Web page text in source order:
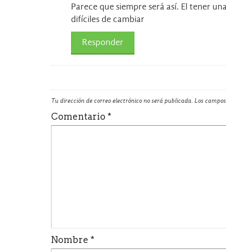
Parece que siempre será así. El tener
difíciles de cambiar
Responder
Tu dirección de correo electrónico no será publicada. Los
Comentario *
Nombre *